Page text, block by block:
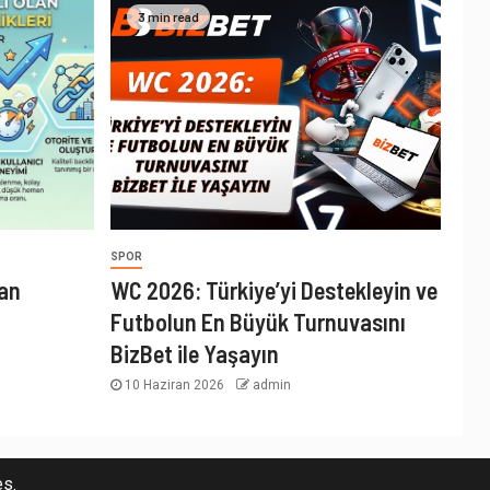
3 min read
SPOR
WC 2026: Türkiye’yi Destekleyin ve
Futbolun En Büyük Turnuvasını
BizBet ile Yaşayın
10 Haziran 2026 admin